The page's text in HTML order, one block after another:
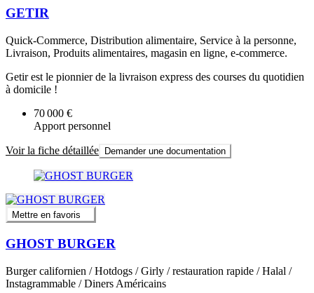
GETIR
Quick-Commerce, Distribution alimentaire, Service à la personne,
Livraison, Produits alimentaires, magasin en ligne, e-commerce.
Getir est le pionnier de la livraison express des courses du quotidien
à domicile !
70 000 €
Apport personnel
Voir la fiche détaillée Demander une documentation
Mettre en favoris
GHOST BURGER
Burger californien / Hotdogs / Girly / restauration rapide / Halal /
Instagrammable / Diners Américains